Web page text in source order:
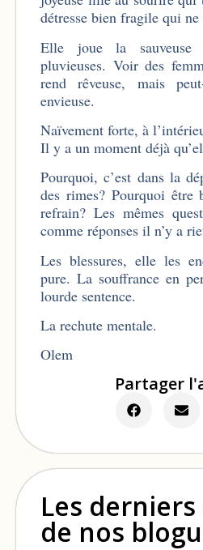
détresse bien fragile qui
Elle joue la sauveuse
pluvieuses. Voir des
rend rêveuse, mais
envieuse.
Naïvement forte, à
Il y a un moment déjà
Pourquoi, c’est dans la
des rimes? Pourquoi être
refrain? Les mêmes
comme réponses il n’y a
Les blessures, elle les
pure. La souffrance en
lourde sentence.
­La rechute mentale.
Olem
Partager
Les
de nos